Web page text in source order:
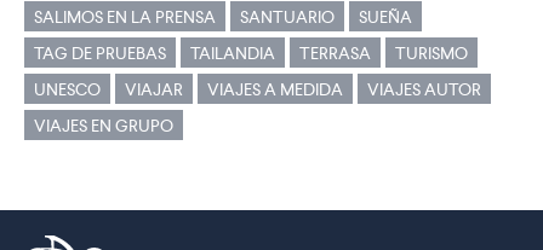
SALIMOS EN LA PRENSA
SANTUARIO
SUEÑA
TAG DE PRUEBAS
TAILANDIA TERRASA
TURISMO
UNESCO
VIAJAR VIAJES A MEDIDA
VIAJES AUTOR
VIAJES EN GRUPO